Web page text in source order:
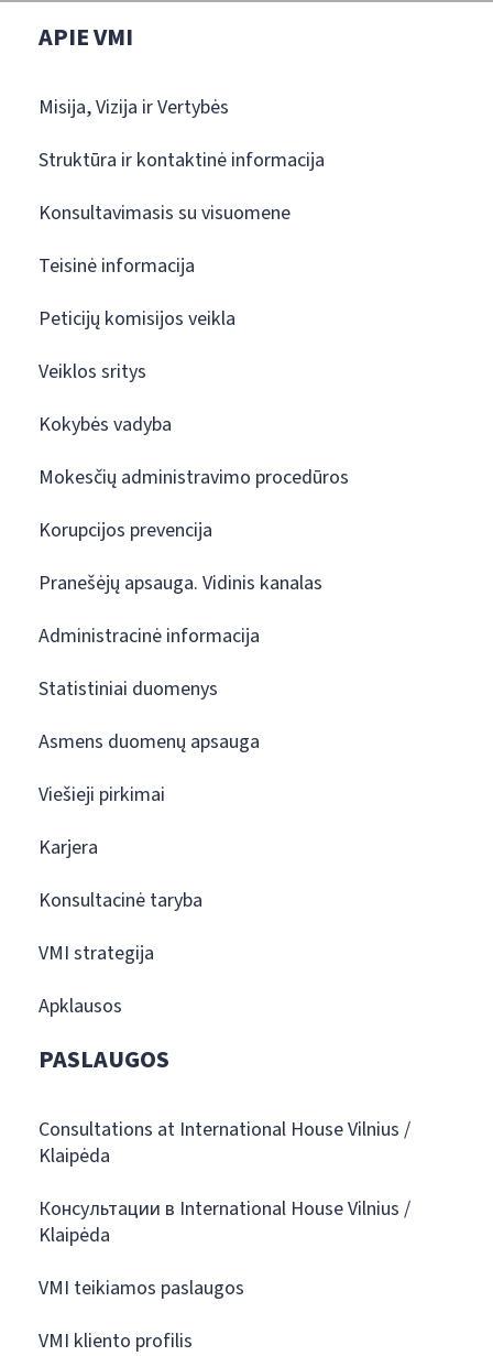
APIE VMI
Misija, Vizija ir Vertybės
Struktūra ir kontaktinė informacija
Konsultavimasis su visuomene
Teisinė informacija
Peticijų komisijos veikla
Veiklos sritys
Kokybės vadyba
Mokesčių administravimo procedūros
Korupcijos prevencija
Pranešėjų apsauga. Vidinis kanalas
Administracinė informacija
Statistiniai duomenys
Asmens duomenų apsauga
Viešieji pirkimai
Karjera
Konsultacinė taryba
VMI strategija
Apklausos
PASLAUGOS
Consultations at International House Vilnius /
Klaipėda
Консультации в International House Vilnius /
Klaipėda
VMI teikiamos paslaugos
VMI kliento profilis